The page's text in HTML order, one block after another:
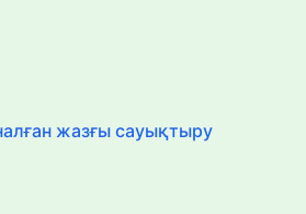
жазғы сауықтыру